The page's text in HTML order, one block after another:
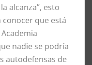
alcanza”, esto
que está
nadie se podría
autodefensas de